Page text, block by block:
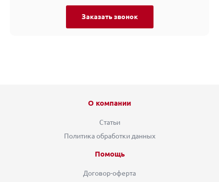
Заказать звонок
О компании
Статьи
Политика обработки данных
Помощь
Договор-оферта